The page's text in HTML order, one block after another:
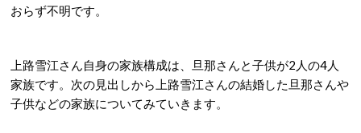
おらず不明です。
上路雪江さん自身の家族構成は、旦那さんと子供が2人の4人
家族です。次の見出しから上路雪江さんの結婚した旦那さんや
子供などの家族についてみていきます。